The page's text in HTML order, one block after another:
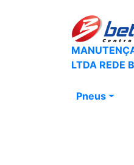
LTDA REDE
Pneus